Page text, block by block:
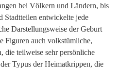
bei Völkern und Ländern, bis
Stadtteilen entwickelte jede
Darstellungsweise der Geburt
Figuren auch volkstümliche,
die teilweise sehr persönliche
Typus der Heimatkrippen, die